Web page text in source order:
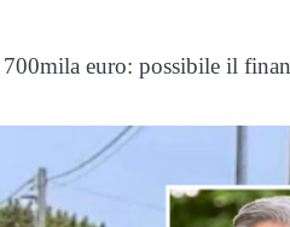
euro: possibile il